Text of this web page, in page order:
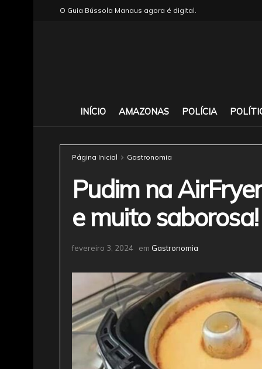
O Guia Bússola Manaus agora é digital.
INÍCIO AMAZONAS POLÍCIA
Página Inicial Gastronomia
Pudim na
e muito saborosa!
fevereiro 3, 2024 em Gastronomia